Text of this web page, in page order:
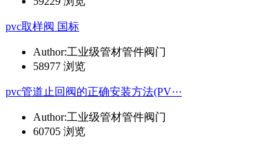
pvc取样阀 国标
Author:工业级管材管件阀门
58977 浏览
pvc管道止回阀的正确安装方法(PV···
Author:工业级管材管件阀门
60705 浏览